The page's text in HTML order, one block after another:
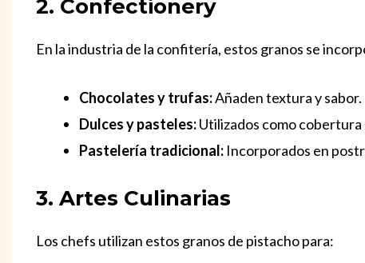
2. Confectionery
En la industria de la confitería, estos granos se
Chocolates y trufas:Añaden textura y sabor.
Dulces y pasteles:Utilizados como
Pastelería tradicional: Incorporados en
3. Artes Culinarias
Los chefs utilizan estos granos de pistacho para: